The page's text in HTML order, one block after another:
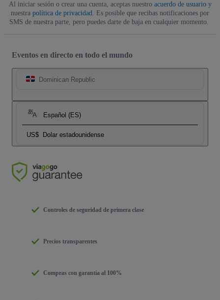
Al iniciar sesión o crear una cuenta, aceptas nuestro acuerdo de usuarioy
nuestra política de privacidad. Es posible que recibas notificaciones por
SMS de nuestra parte, pero puedes darte de baja en cualquier momento.
Eventos en directo en todo el mundo
Dominican Republic
Español (ES)
US$ Dolar estadounidense
Controles de seguridad de primera clase
Precios transparentes
Compras con garantía al 100%